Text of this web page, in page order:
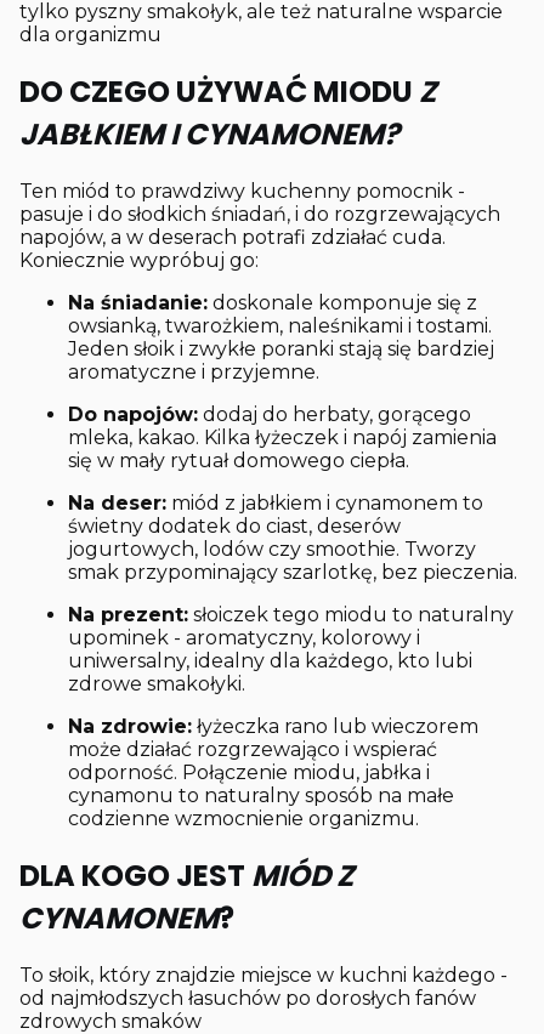
tylko pyszny smakołyk, ale też naturalne wsparcie
dla organizmu
DO CZEGO UŻYWAĆ MIODU Z
JABŁKIEM I CYNAMONEM?
Ten miód to prawdziwy kuchenny pomocnik -
pasuje i do słodkich śniadań, i do rozgrzewających
napojów, a w deserach potrafi zdziałać cuda.
Koniecznie wypróbuj go:
Na śniadanie: doskonale komponuje się z
owsianką, twarożkiem, naleśnikami i tostami.
Jeden słoik i zwykłe poranki stają się bardziej
aromatyczne i przyjemne.
Do napojów: dodaj do herbaty, gorącego
mleka, kakao. Kilka łyżeczek i napój zamienia
się w mały rytuał domowego ciepła.
Na deser: miód z jabłkiem i cynamonem to
świetny dodatek do ciast, deserów
jogurtowych, lodów czy smoothie. Tworzy
smak przypominający szarlotkę, bez pieczenia.
Na prezent: słoiczek tego miodu to naturalny
upominek - aromatyczny, kolorowy i
uniwersalny, idealny dla każdego, kto lubi
zdrowe smakołyki.
Na zdrowie: łyżeczka rano lub wieczorem
może działać rozgrzewająco i wspierać
odporność. Połączenie miodu, jabłka i
cynamonu to naturalny sposób na małe
codzienne wzmocnienie organizmu.
DLA KOGO JEST MIÓD Z
CYNAMONEM?
To słoik, który znajdzie miejsce w kuchni każdego -
od najmłodszych łasuchów po dorosłych fanów
zdrowych smaków